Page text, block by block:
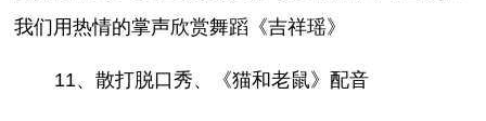
我们用热情的掌声欣赏舞蹈《吉祥瑶》
11、散打脱口秀、《猫和老鼠》配音